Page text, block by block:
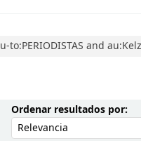
and
Ordenar resultados por: